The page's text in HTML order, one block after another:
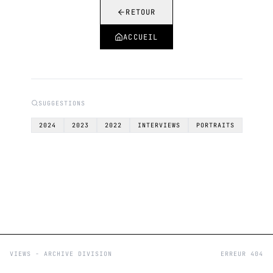
RETOUR
ACCUEIL
SUGGESTIONS
2024 2023 2022 INTERVIEWS PORTRAITS
VIEWS - ARCHIVE DIVISION ERREUR 404